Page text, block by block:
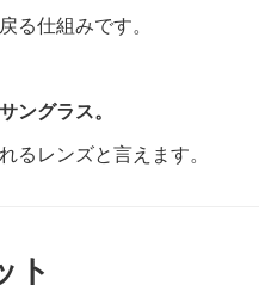
る仕組みです。
ングラス。
るレンズと言えます。
ト